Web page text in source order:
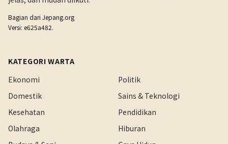
Bagian dari Jepang.org
Versi: e625a482.
KATEGORI WARTA
Ekonomi
Politik
Domestik
Sains & Teknologi
Kesehatan
Pendidikan
Olahraga
Hiburan